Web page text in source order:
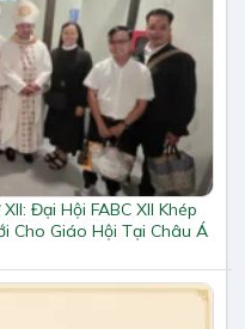
Đại Hội FABC XII Khép
Cho Giáo Hội Tại Châu Á